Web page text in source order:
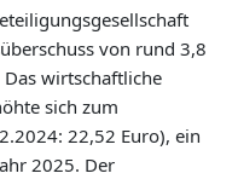
von rund 3,8
wirtschaftliche
sich zum
22,52 Euro), ein
2025. Der